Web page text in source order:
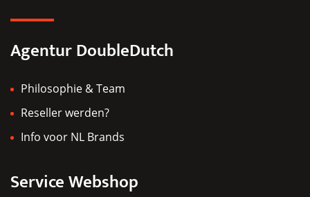
Agentur DoubleDutch
Philosophie & Team
Reseller werden?
Info voor NL Brands
Service Webshop